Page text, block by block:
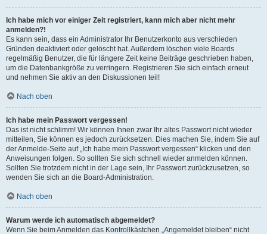
Ich habe mich vor einiger Zeit registriert, kann mich aber nicht mehr
anmelden?!
Es kann sein, dass ein Administrator Ihr Benutzerkonto aus verschieden
Gründen deaktiviert oder gelöscht hat. Außerdem löschen viele Boards
regelmäßig Benutzer, die für längere Zeit keine Beiträge geschrieben haben,
um die Datenbankgröße zu verringern. Registrieren Sie sich einfach erneut
und nehmen Sie aktiv an den Diskussionen teil!
Nach oben
Ich habe mein Passwort vergessen!
Das ist nicht schlimm! Wir können Ihnen zwar Ihr altes Passwort nicht wieder
mitteilen, Sie können es jedoch zurücksetzen. Dies machen Sie, indem Sie auf
der Anmelde-Seite auf „Ich habe mein Passwort vergessen“ klicken und den
Anweisungen folgen. So sollten Sie sich schnell wieder anmelden können.
Sollten Sie trotzdem nicht in der Lage sein, Ihr Passwort zurückzusetzen, so
wenden Sie sich an die Board-Administration.
Nach oben
Warum werde ich automatisch abgemeldet?
Wenn Sie beim Anmelden das Kontrollkästchen „Angemeldet bleiben“ nicht